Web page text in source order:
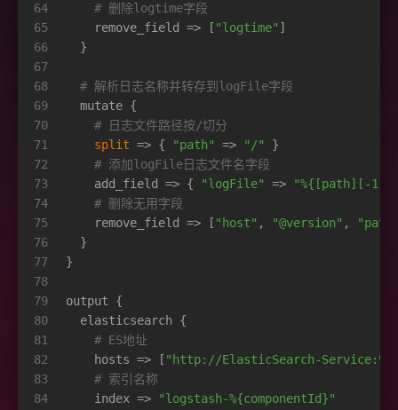
64
65
66
67
68
69
70
71
72
73
74
75
76
77
78
79
80
81
82
83
84
# 删除logtime字段
    remove_field => [
"logtime" ]
  }
# 解析日志名称并转存到logFile字段
  mutate {
# 日志文件路径按/切分
split => { "path" => "/"
}
# 添加logFile日志文件名字段
    add_field => {
"logFile" =>
"%{[path][-
# 删除无用字段
    remove_field => [
"host" , "@version" ,
  }
}
output {
  elasticsearch {
# ES地址
    hosts => [
"http://ElasticSearch-
# 索引名称
    index =>
"logstash-%{componentId}"